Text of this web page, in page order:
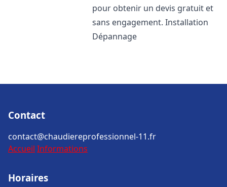
pour obtenir un devis gratuit et
sans engagement. Installation
Dépannage
Contact
contact@chaudiereprofessionnel-11.fr
Accueil Informations
Horaires